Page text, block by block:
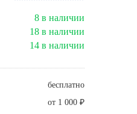
8 в наличии
18 в наличии
14 в наличии
бесплатно
от 1 000 ₽